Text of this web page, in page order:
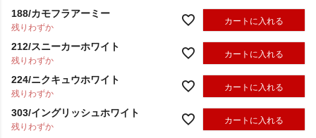
188/カモフラアーミー
残りわずか
カートに入れる
212/スニーカーホワイト
残りわずか
カートに入れる
224/ニクキュウホワイト
残りわずか
カートに入れる
303/イングリッシュホワイト
残りわずか
カートに入れる